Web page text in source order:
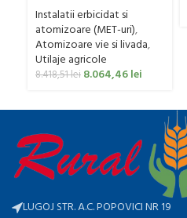
Bufer, model Ronda
Clasic, 200 litri
Instalatii erbicidat si
atomizoare (MET-uri),
Atomizoare vie si livada,
Utilaje agricole
8.418,51lei 8.064,46lei
LUGOJ STR. A.C. POPOVICI NR 19